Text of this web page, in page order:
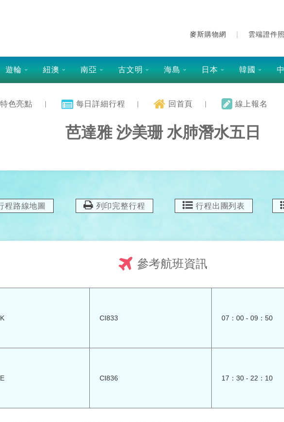
麥斯購物網 雲端證件照
遊輪 紐澳 南亞 古文明 海島 日本 韓國
色亮點 每日詳細行程 回首頁 線上報名
芭達雅 沙美珊 水肺潛水五日
程路線地圖 列印完整行程 行程出團列表
參考航班資訊
CI833 07：00 - 09：50
CI836 17：30 - 22：10